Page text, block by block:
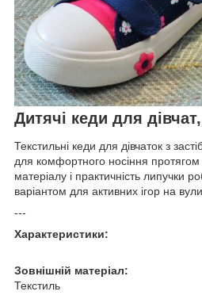
Дитячі кеди для
Текстильні кеди для дівчаток з
для комфортного носіння протягом
матеріалу і практичність липучки
варіантом для активних ігор на
---
Характеристики:
Зовнішній матеріал:
Текстиль